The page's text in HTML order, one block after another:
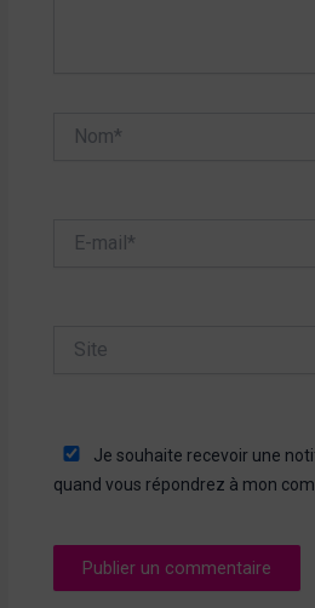
mail*
Je souhaite recevoir une
quand vous répondrez à mon